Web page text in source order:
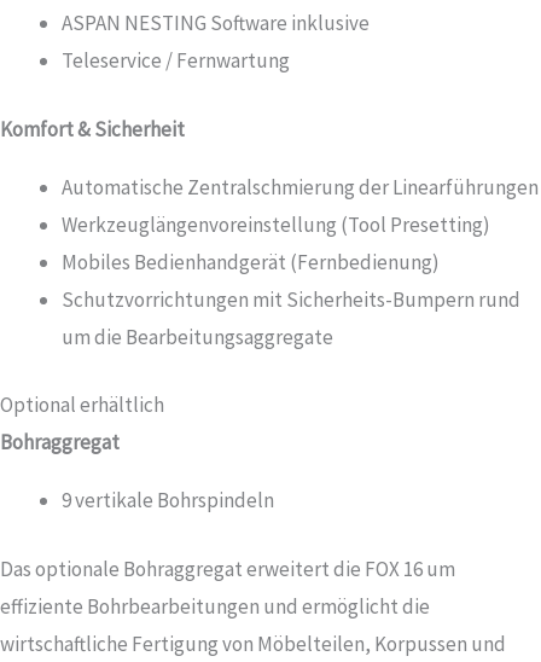
ASPAN NESTING Software inklusive
Teleservice / Fernwartung
Komfort & Sicherheit
Automatische Zentralschmierung der Linearführungen
Werkzeuglängenvoreinstellung (Tool Presetting)
Mobiles Bedienhandgerät (Fernbedienung)
Schutzvorrichtungen mit Sicherheits-Bumpern rund
um die Bearbeitungsaggregate
Optional erhältlich
Bohraggregat
9 vertikale Bohrspindeln
Das optionale Bohraggregat erweitert die FOX 16 um
effiziente Bohrbearbeitungen und ermöglicht die
wirtschaftliche Fertigung von Möbelteilen, Korpussen und